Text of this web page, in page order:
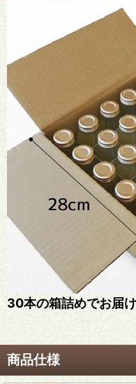
30本の箱詰めでお届
商品仕様